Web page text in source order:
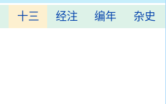
十三 经注 编年 杂史